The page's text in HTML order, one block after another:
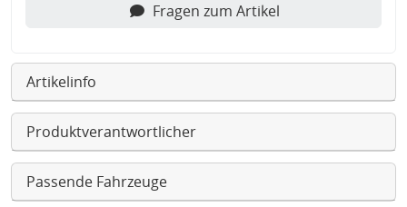
Fragen zum Artikel
Artikelinfo
Produktverantwortlicher
Passende Fahrzeuge